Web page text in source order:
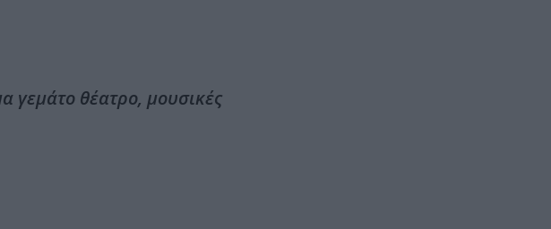
γεμάτο θέατρο, μουσικές